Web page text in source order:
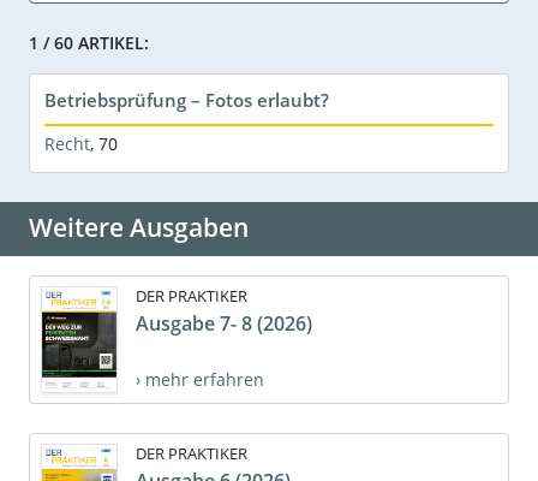
1 / 60 ARTIKEL:
Betriebsprüfung – Fotos erlaubt?
Recht, 70
Weitere Ausgaben
DER PRAKTIKER
Ausgabe 7- 8 (2026)
› mehr erfahren
DER PRAKTIKER